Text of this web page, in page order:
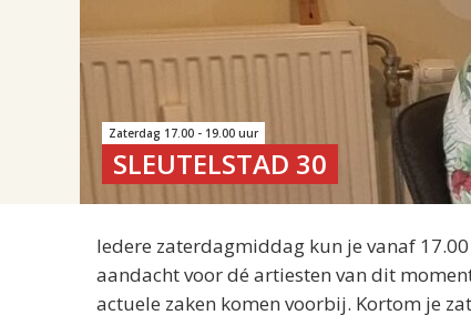
Zaterdag 17.00 - 19.00 uur
SLEUTELSTAD 30
Iedere zaterdagmiddag kun je vanaf
aandacht voor dé artiesten van dit
actuele zaken komen voorbij. Kortom je